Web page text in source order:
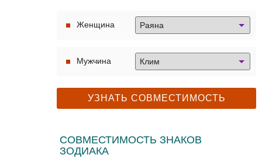
Женщина
Мужчина
СОВМЕСТИМОСТЬ ЗНАКОВ
ЗОДИАКА